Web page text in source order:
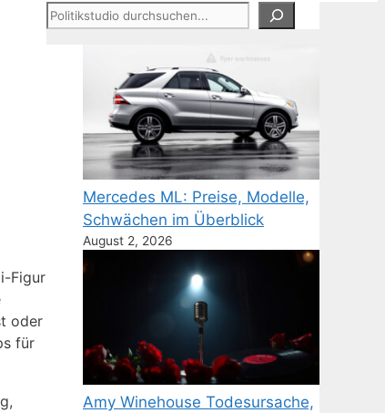
Figur
oder
für
Suchen
Mercedes ML: Preise, Modelle,
Schwächen im Überblick
August 2, 2026
Amy Winehouse Todesursache,